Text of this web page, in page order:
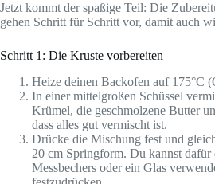
Jetzt kommt der spaßige Teil: Die
gehen Schritt für Schritt vor, damit auch
Schritt 1: Die Kruste vorbereiten
Heize deinen Backofen auf 175°C
In einer mittelgroßen Schüssel
Krümel, die geschmolzene Butter
dass alles gut vermischt ist.
Drücke die Mischung fest und
20 cm Springform. Du kannst dafür
Messbechers oder ein Glas